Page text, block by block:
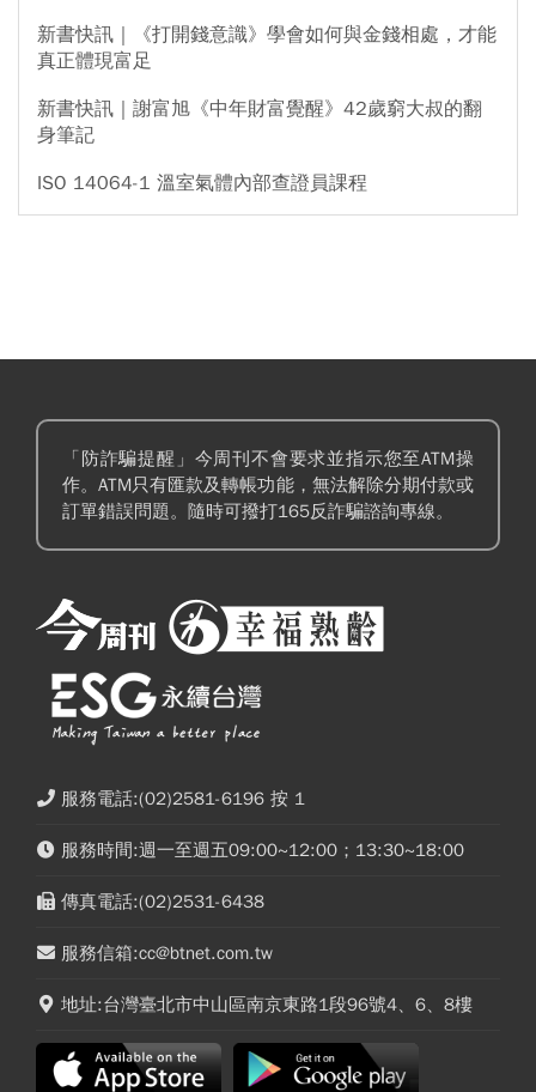
新書快訊｜《打開錢意識》學會如何與金錢相處，才能
真正體現富足
新書快訊｜謝富旭《中年財富覺醒》42歲窮大叔的翻
身筆記
ISO 14064-1 溫室氣體內部查證員課程
「防詐騙提醒」今周刊不會要求並指示您至ATM操
作。ATM只有匯款及轉帳功能，無法解除分期付款或
訂單錯誤問題。隨時可撥打165反詐騙諮詢專線。
服務電話:(02)2581-6196 按 1
服務時間:週一至週五09:00~12:00；13:30~18:00
傳真電話:(02)2531-6438
服務信箱:cc@btnet.com.tw
地址:台灣臺北市中山區南京東路1段96號4、6、8樓